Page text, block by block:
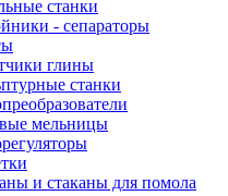
станки
- сепараторы
глины
станки
мельницы
и стаканы для помола